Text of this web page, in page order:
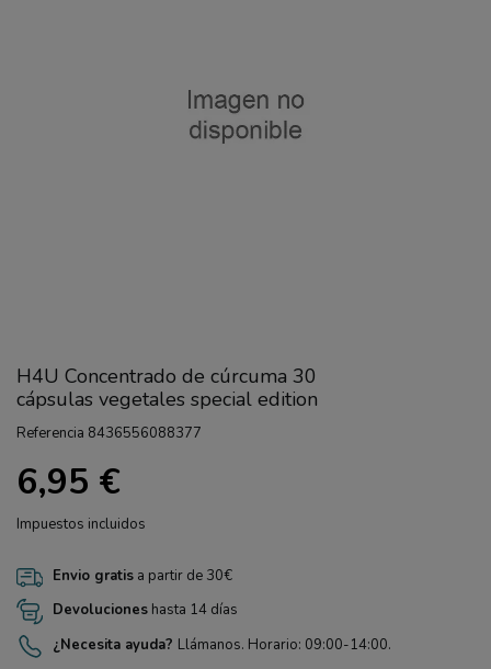
H4U Concentrado de cúrcuma 30
cápsulas vegetales special edition
Referencia 8436556088377
6,95 €
Impuestos incluidos
Envio gratis a partir de 30€
Devoluciones hasta 14 días
¿Necesita ayuda? Llámanos. Horario: 09:00-14:00.